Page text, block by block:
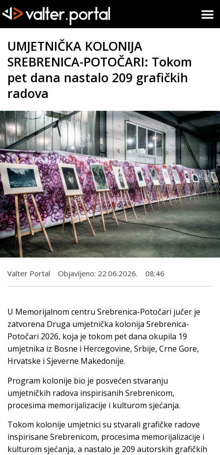
UMJETNIČKA KOLONIJA
SREBRENICA-POTOČARI: Tokom
pet dana nastalo 209 grafičkih
radova
Valter Portal Objavljeno: 22.06.2026. 08:46
U Memorijalnom centru Srebrenica-Potočari jučer je
zatvorena Druga umjetnička kolonija Srebrenica-
Potočari 2026, koja je tokom pet dana okupila 19
umjetnika iz Bosne i Hercegovine, Srbije, Crne Gore,
Hrvatske i Sjeverne Makedonije.
Program kolonije bio je posvećen stvaranju
umjetničkih radova inspirisanih Srebrenicom,
procesima memorijalizacije i kulturom sjećanja.
Tokom kolonije umjetnici su stvarali grafičke radove
inspirisane Srebrenicom, procesima memorijalizacije i
kulturom sjećanja, a nastalo je 209 autorskih grafičkih